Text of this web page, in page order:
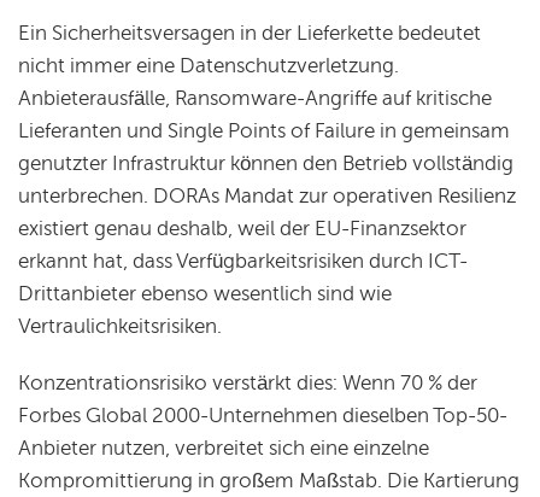
Ein Sicherheitsversagen in der Lieferkette bedeutet
nicht immer eine Datenschutzverletzung.
Anbieterausfälle, Ransomware-Angriffe auf kritische
Lieferanten und Single Points of Failure in gemeinsam
genutzter Infrastruktur können den Betrieb vollständig
unterbrechen. DORAs Mandat zur operativen Resilienz
existiert genau deshalb, weil der EU-Finanzsektor
erkannt hat, dass Verfügbarkeitsrisiken durch ICT-
Drittanbieter ebenso wesentlich sind wie
Vertraulichkeitsrisiken.
Konzentrationsrisiko verstärkt dies: Wenn 70 % der
Forbes Global 2000-Unternehmen dieselben Top-50-
Anbieter nutzen, verbreitet sich eine einzelne
Kompromittierung in großem Maßstab. Die Kartierung